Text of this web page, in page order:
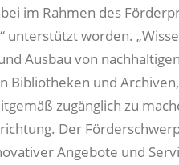
im Rahmen des
unterstützt worden.
Ausbau von
Bibliotheken und
zugänglich zu
Der
Angebote und